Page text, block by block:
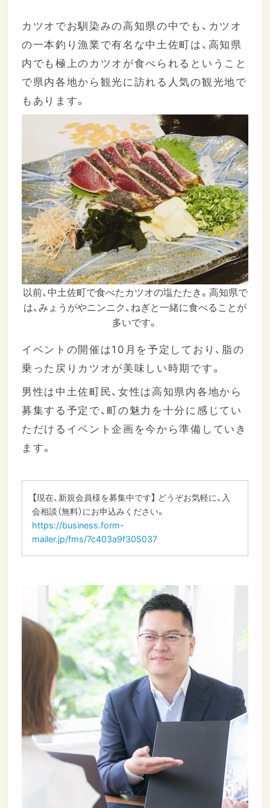
カツオでお馴染みの高知県の中でも、カツオ
の一本釣り漁業で有名な中土佐町は、高知県
内でも極上のカツオが食べられるということ
で県内各地から観光に訪れる人気の観光地で
もあります。
以前、中土佐町で食べたカツオの塩たたき。高知県で
は、みょうがやニンニク、ねぎと一緒に食べることが
多いです。
イベントの開催は10月を予定しており、脂の
乗った戻りカツオが美味しい時期です。
男性は中土佐町民、女性は高知県内各地から
募集する予定で、町の魅力を十分に感じてい
ただけるイベント企画を今から準備していき
ます。
【現在、新規会員様を募集中です】 どうぞお気軽に、入
会相談（無料）にお申込みください。
https://business.form-
mailer.jp/fms/7c403a9f305037